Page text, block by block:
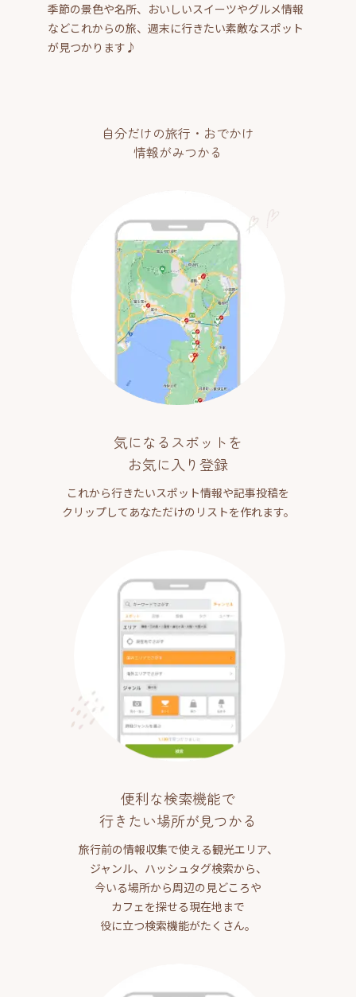
季節の景色や名所、おいしいスイーツやグルメ情報
などこれからの旅、週末に行きたい素敵なスポット
が見つかります♪
自分だけの旅行・おでかけ
情報がみつかる
気になるスポットを
お気に入り登録
これから行きたいスポット情報や記事投稿を
クリップしてあなただけのリストを作れます。
便利な検索機能で
行きたい場所が見つかる
旅行前の情報収集で使える観光エリア、
ジャンル、ハッシュタグ検索から、
今いる場所から周辺の見どころや
カフェを探せる現在地まで
役に立つ検索機能がたくさん。